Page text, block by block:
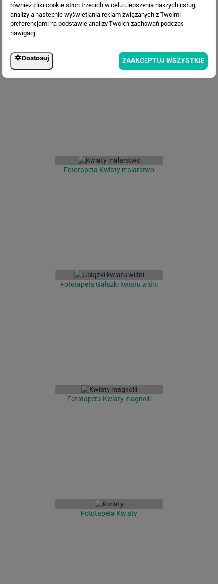
Fototapeta Suszone kwiaty
Fototapeta Kwiaty malarstwo
Fototapeta Gałązki kwiatu wiśni
Fototapeta Kwiaty magnolii
Fototapeta Kwiaty
również pliki cookie stron trzecich w celu ulepszenia naszych usług,
analizy a nastepnie wyświetlania reklam związanych z Twoimi
preferencjami na podstawie analizy Twoich zachowań podczas
nawigacji.
Dostosuj ZAAKCEPTUJ WSZYSTKIE